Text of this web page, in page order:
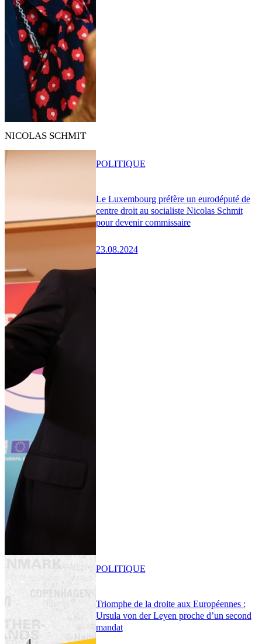
NICOLAS SCHMIT
Le Luxembourg préfère un eurodéputé de
centre droit au socialiste Nicolas Schmit
pour devenir commissaire
23.08.2024
POLITIQUE
Triomphe de la droite aux Européennes :
Ursula von der Leyen proche d’un second
mandat
POLITIQUE